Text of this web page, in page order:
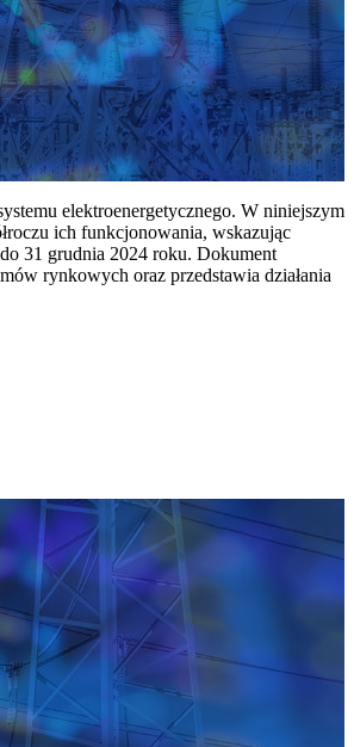
elektroenergetycznego. W niniejszym
ich funkcjonowania, wskazując
31 grudnia 2024 roku. Dokument
rynkowych oraz przedstawia działania